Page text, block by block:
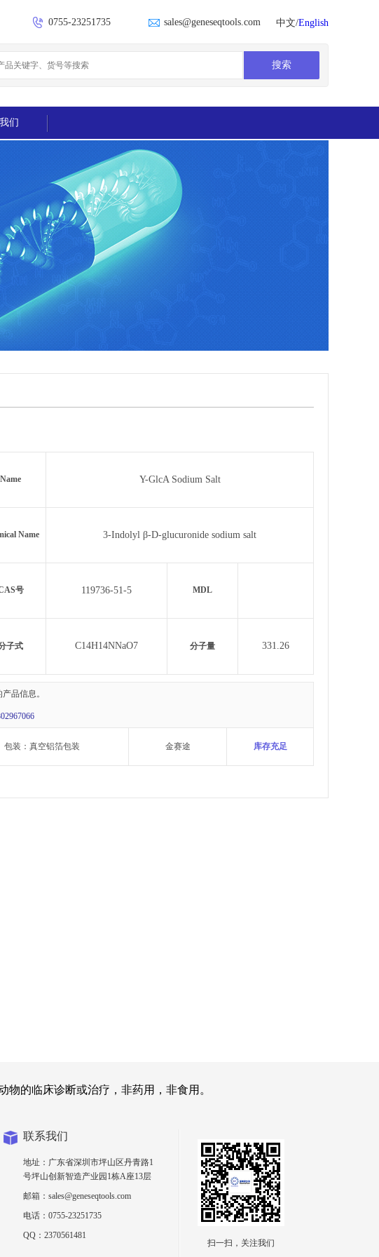
0755-23251735 sales@geneseqtools.com 中文/English
们
Name Y-GlcA Sodium Salt
Name 3-Indolyl β-D-glucuronide sodium salt
号 119736-51-5 MDL
子式 C14H14NNaO7 分子量 331.26
品信息。
包装：真空铝箔包装 金赛途 库存充足
的临床诊断或治疗，非药用，非食用。
联系我们
地址：广东省深圳市坪山区丹青路1
号坪山创新智造产业园1栋A座13层
邮箱：sales@geneseqtools.com
电话：0755-23251735
QQ：2370561481
扫一扫，关注我们